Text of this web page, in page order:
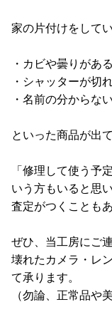
家の片付けをして
・カビや曇りがあ
・シャッターが切
・名前の分からな
といった商品が出
「修理して使う予
いう方もいると思
査定がつくこともあ
ぜひ、当工房にご
壊れたカメラ・レ
て承ります。
（勿論、正常品や